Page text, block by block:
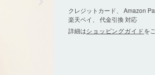
クレジットカード、 Amazon
楽天ペイ、 代金引換 対応
詳細はショッピングガイドを